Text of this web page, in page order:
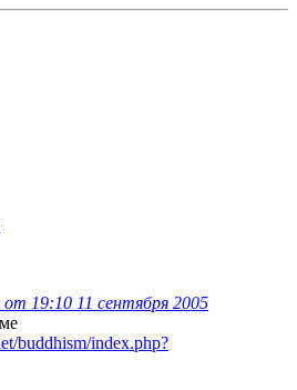
19:10 11 сентября 2005
buddhism/index.php?